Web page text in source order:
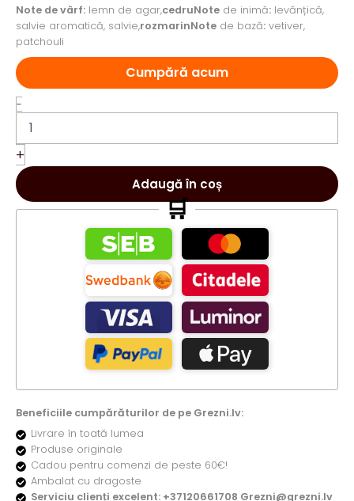
Note de vârf: lemn de agar,cedruNote de inimă: levănțică,
salvie aromatică, salvie,rozmarinNote de bază: vetiver,
patchouli
Cumpără acum
-
Lattafa
Qimmah
pentru
bărbați
Parfumuri
pentru
+
Adaugă în coș
🛒
Beneficiile cumpărăturilor de pe Grezni.lv:
Livrare în toată lumea
Produse originale
Cadou pentru comenzi de peste 60€!
Ambalat cu dragoste
Serviciu clienți excelent: +37120661708 Grezni@grezni.lv